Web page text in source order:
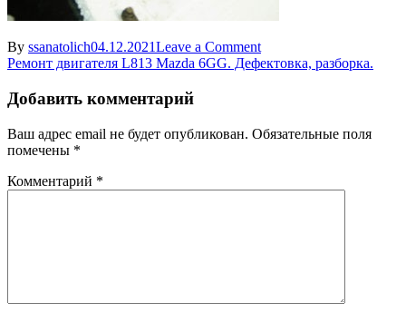
By ssanatolich04.12.2021Leave a Commenton
bolt
Навигация
по
записям
Ремонт двигателя L813 Mazda 6GG. Дефектовка, разборка.
Добавить комментарий
Ваш адрес email не будет опубликован. Обязательные поля
помечены *
Комментарий *